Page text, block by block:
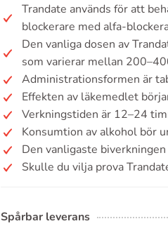
Trandate används för att
blockerare med alfa-
Den vanliga dosen av
som varierar mellan
Administrationsformen är
Effekten av läkemedlet
Verkningstiden är 12–24
Konsumtion av alkohol bör
Den vanligaste
Skulle du vilja prova
Spårbar leverans